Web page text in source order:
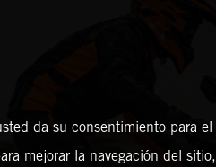
da su consentimiento para el
mejorar la navegación del sitio,